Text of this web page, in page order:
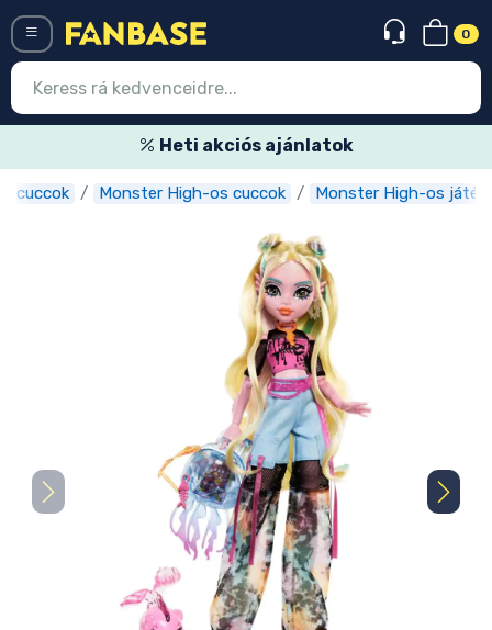
0
Heti akciós ajánlatok
cuccok Monster High-os cuccok Monster High-os
Belépés Regisztráció
Előrendelhető cuccok
Outlet cuccok
Ajándékkártya
Szállítás és fizetés
Sorozatos cuccok